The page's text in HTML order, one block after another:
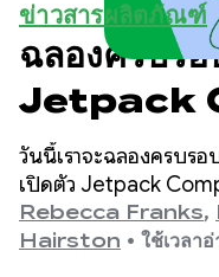
ข่าวสารผลิตภัณฑ์
ฉลองครบร
Jetpack
วันนี้เราจะฉลองครบร
เปิดตัว Jetpack
ประกาศเมื่อวันที่ 28 กร
1.11 เราได้เห็น API พั
Rebecca Franks,
Hairston • ใช้เวลา